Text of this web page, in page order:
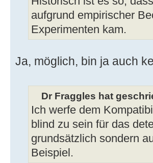
aufgrund empirischer
Experimenten kam.
Ja, möglich, bin ja auch
Dr Fraggles hat
Ich werfe dem
blind zu sein für das
grundsätzlich sondern
Beispiel.